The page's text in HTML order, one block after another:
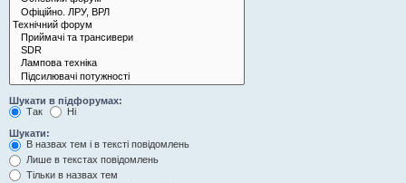
Шукати в підфорумах:
Так
Ні
Шукати:
В назвах тем і в тексті повідомлень
Лише в текстах повідомлень
Тільки в назвах тем